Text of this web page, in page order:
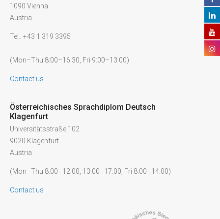
1090 Vienna
Austria
Tel.: +43 1 319 3395
(Mon–Thu 8:00–16:30, Fri 9:00–13:00)
Contact us
Österreichisches Sprachdiplom Deutsch
Klagenfurt
Universitätsstraße 102
9020 Klagenfurt
Austria
(Mon–Thu 8:00–12:00, 13:00–17:00, Fri 8:00–14:00)
Contact us